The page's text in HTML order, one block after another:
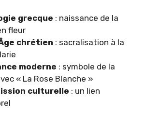
grecque : naissance de la
fleur
chrétien : sacralisation à la
moderne : symbole de la
« La Rose Blanche »
culturelle : un lien